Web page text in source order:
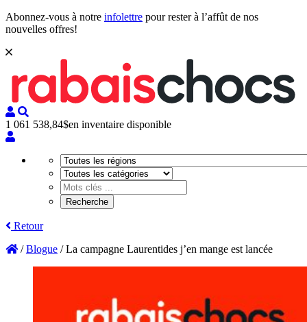
Abonnez-vous à notre infolettre pour rester à l’affût de nos
nouvelles offres!
1 061 538,84$en inventaire disponible
Retour
/Blogue /La campagne Laurentides j’en mange est lancée